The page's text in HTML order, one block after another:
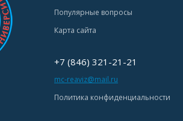
Популярные вопросы
Карта сайта
+7 (846) 321-21-21
mc-reaviz@mail.ru
Политика конфиденциальности